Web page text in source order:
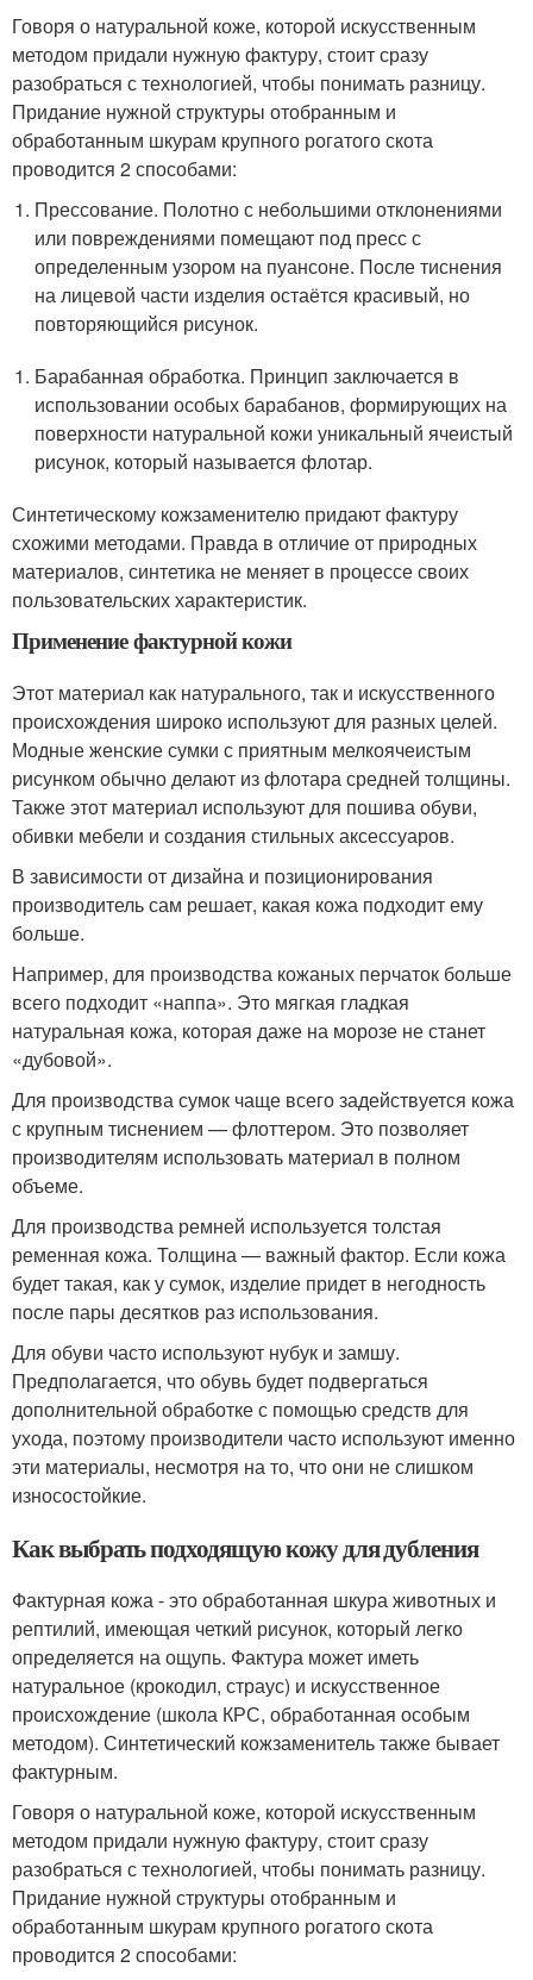
Говоря о натуральной коже, которой искусственным
методом придали нужную фактуру, стоит сразу
разобраться с технологией, чтобы понимать разницу.
Придание нужной структуры отобранным и
обработанным шкурам крупного рогатого скота
проводится 2 способами:
Прессование. Полотно с небольшими отклонениями
или повреждениями помещают под пресс с
определенным узором на пуансоне. После тиснения
на лицевой части изделия остаётся красивый, но
повторяющийся рисунок.
Барабанная обработка. Принцип заключается в
использовании особых барабанов, формирующих на
поверхности натуральной кожи уникальный ячеистый
рисунок, который называется флотар.
Синтетическому кожзаменителю придают фактуру
схожими методами. Правда в отличие от природных
материалов, синтетика не меняет в процессе своих
пользовательских характеристик.
Применение фактурной кожи
Этот материал как натурального, так и искусственного
происхождения широко используют для разных целей.
Модные женские сумки с приятным мелкоячеистым
рисунком обычно делают из флотара средней толщины.
Также этот материал используют для пошива обуви,
обивки мебели и создания стильных аксессуаров.
В зависимости от дизайна и позиционирования
производитель сам решает, какая кожа подходит ему
больше.
Например, для производства кожаных перчаток больше
всего подходит «наппа». Это мягкая гладкая
натуральная кожа, которая даже на морозе не станет
«дубовой».
Для производства сумок чаще всего задействуется кожа
с крупным тиснением — флоттером. Это позволяет
производителям использовать материал в полном
объеме.
Для производства ремней используется толстая
ременная кожа. Толщина — важный фактор. Если кожа
будет такая, как у сумок, изделие придет в негодность
после пары десятков раз использования.
Для обуви часто используют нубук и замшу.
Предполагается, что обувь будет подвергаться
дополнительной обработке с помощью средств для
ухода, поэтому производители часто используют именно
эти материалы, несмотря на то, что они не слишком
износостойкие.
Как выбрать подходящую кожу для дубления
Фактурная кожа - это обработанная шкура животных и
рептилий, имеющая четкий рисунок, который легко
определяется на ощупь. Фактура может иметь
натуральное (крокодил, страус) и искусственное
происхождение (школа КРС, обработанная особым
методом). Синтетический кожзаменитель также бывает
фактурным.
Говоря о натуральной коже, которой искусственным
методом придали нужную фактуру, стоит сразу
разобраться с технологией, чтобы понимать разницу.
Придание нужной структуры отобранным и
обработанным шкурам крупного рогатого скота
проводится 2 способами: